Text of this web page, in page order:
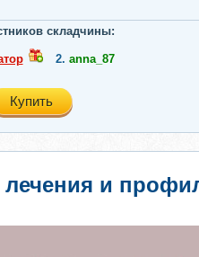
складчины:
2. anna_87
Купить
и